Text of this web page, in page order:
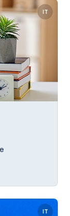
IT
IT